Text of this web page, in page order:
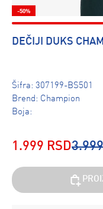
-50%
DEČIJI DUKS
Šifra: 307199-BS501
Brend: Champion
Boja:
1.999 RSD